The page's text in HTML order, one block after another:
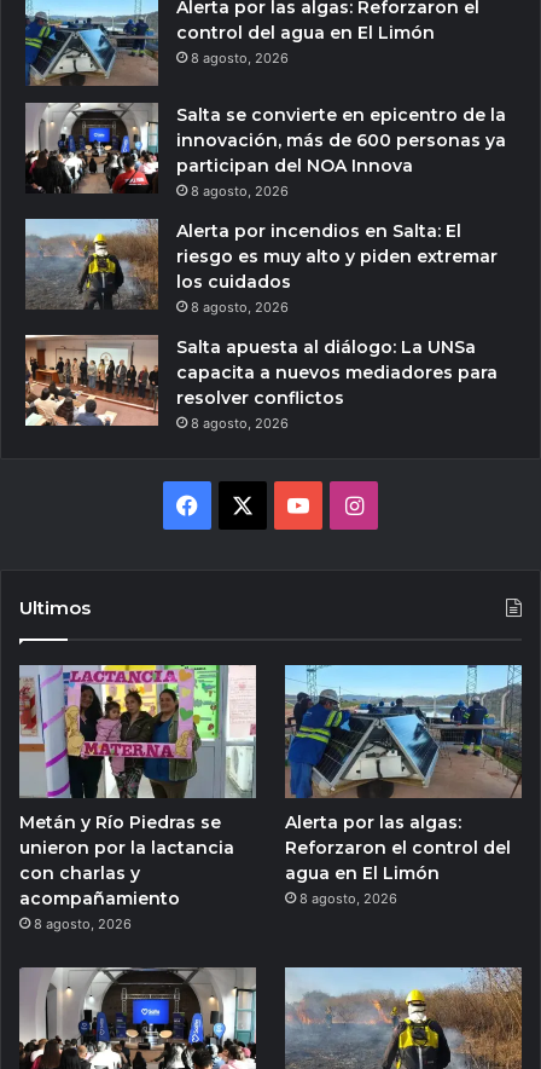
Alerta por las algas: Reforzaron el
control del agua en El Limón
8 agosto, 2026
Salta se convierte en epicentro de la
innovación, más de 600 personas ya
participan del NOA Innova
8 agosto, 2026
Alerta por incendios en Salta: El
riesgo es muy alto y piden extremar
los cuidados
8 agosto, 2026
Salta apuesta al diálogo: La UNSa
capacita a nuevos mediadores para
resolver conflictos
8 agosto, 2026
Facebook YouTubeInstagram
Ultimos
Metán y Río Piedras se
unieron por la lactancia
con charlas y
acompañamiento
8 agosto, 2026
Alerta por las algas:
Reforzaron el control del
agua en El Limón
8 agosto, 2026